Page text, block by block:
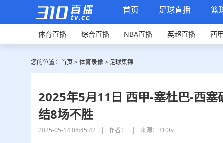
首页 足球直播 篮
体育直播 综合直播 NBA直播 英超直播 西
您的位置： 首页>体育录像> 足球集锦
2025年5月11日 西甲-塞杜巴-西
结8场不胜
2025-05-14 08:45:42 | 作者： | 来源：310tv